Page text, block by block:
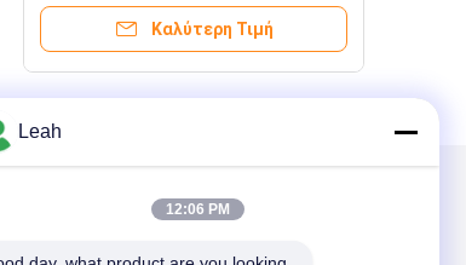
Καλύτερη Τιμή
Στείλτε μας μήνυμα
Leah
12:06 PM